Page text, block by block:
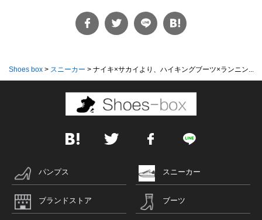
Shoes box > スニーカー > ナイキ×サカイより、ハイキングブーツ×ランニン...
パンプス スニーカー
ブランドストア ブーツ